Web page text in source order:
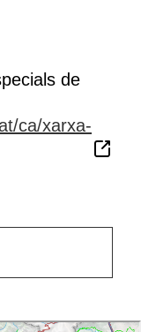
de
ca/xarxa-